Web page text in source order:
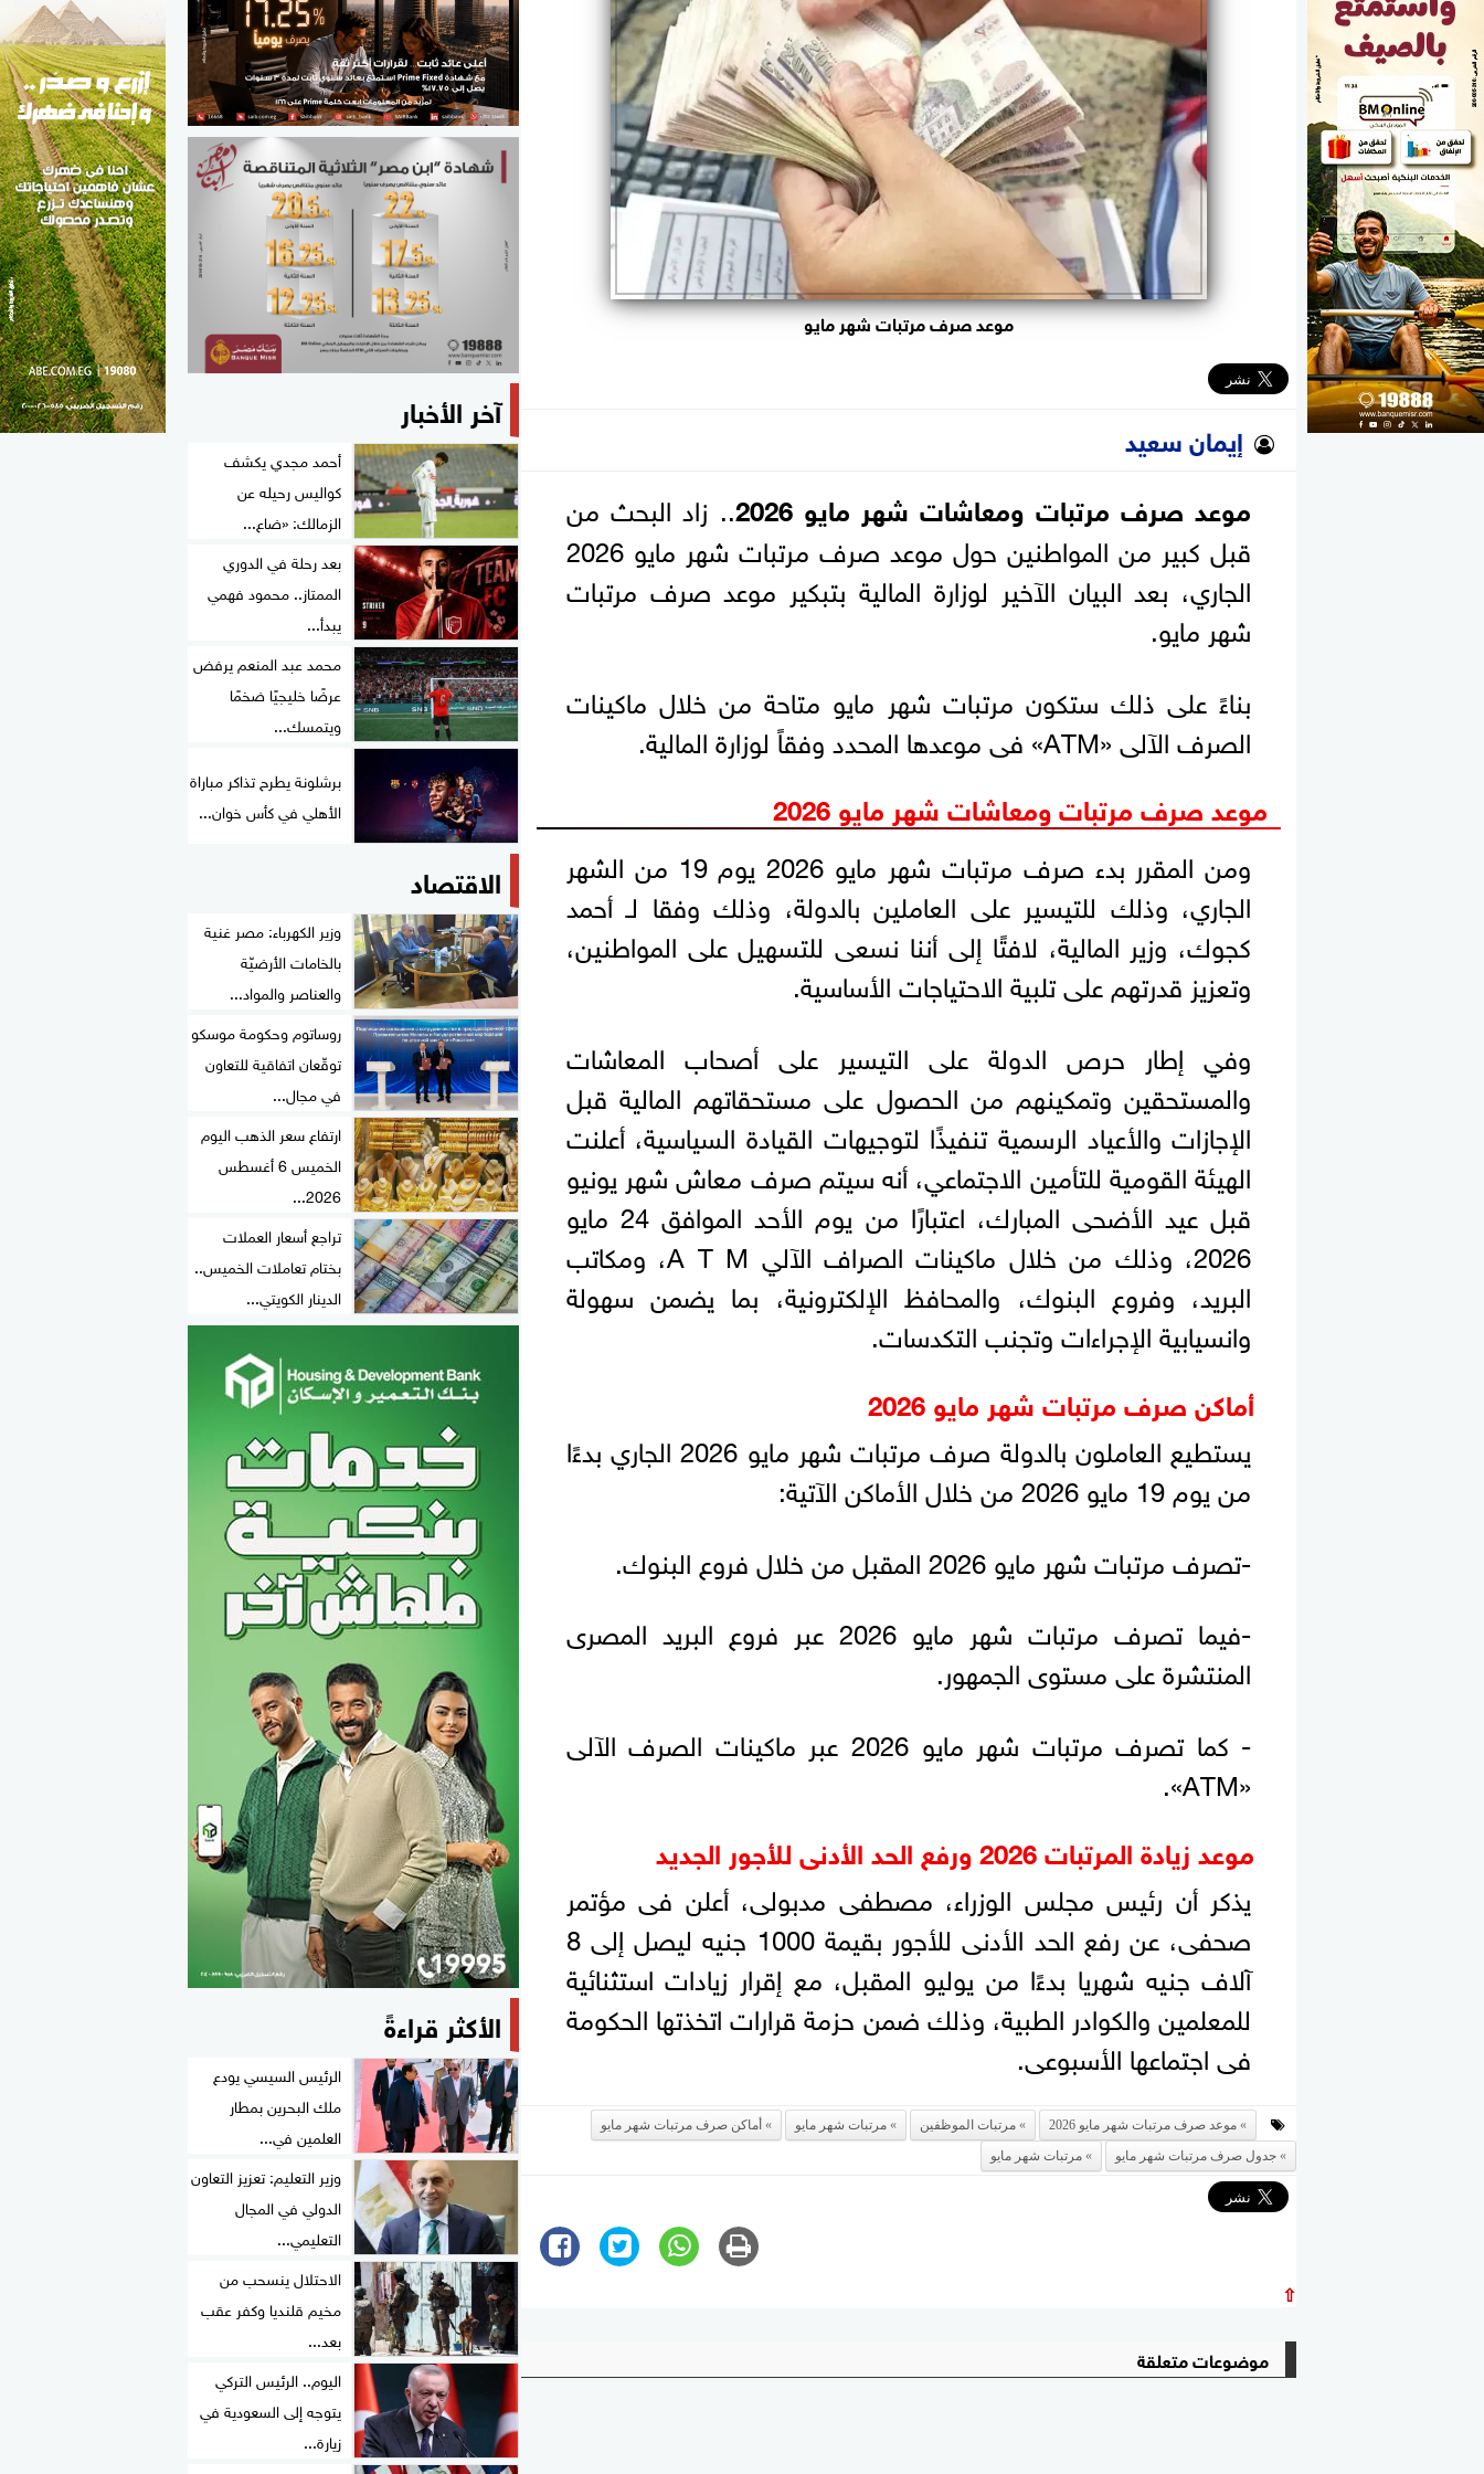
مواهب مصر
موعد صرف مرتبات شهر مايو
إيمان سعيد
موعد صرف مرتبات ومعاشات شهر مايو 2026
.. زاد البحث من
قبل كبير من المواطنين حول موعد صرف مرتبات شهر مايو 2026
الجاري، بعد البيان الآخير لوزارة المالية بتبكير موعد صرف مرتبات
شهر مايو.
بناءً على ذلك ستكون مرتبات شهر مايو متاحة من خلال ماكينات
الصرف الآلى «ATM» فى موعدها المحدد وفقاً لوزارة المالية.
موعد صرف مرتبات ومعاشات شهر مايو 2026
ومن المقرر بدء صرف مرتبات شهر مايو 2026 يوم 19 من الشهر
الجاري، وذلك للتيسير على العاملين بالدولة، وذلك وفقا لـ أحمد
كجوك، وزير المالية، لافتًا إلى أننا نسعى للتسهيل على المواطنين،
وتعزيز قدرتهم على تلبية الاحتياجات الأساسية.
وفي إطار حرص الدولة على التيسير على أصحاب المعاشات
والمستحقين وتمكينهم من الحصول على مستحقاتهم المالية قبل
الإجازات والأعياد الرسمية تنفيذًا لتوجيهات القيادة السياسية، أعلنت
الهيئة القومية للتأمين الاجتماعي، أنه سيتم صرف معاش شهر يونيو
قبل عيد الأضحى المبارك، اعتبارًا من يوم الأحد الموافق 24 مايو
2026، وذلك من خلال ماكينات الصراف الآلي A T M، ومكاتب
البريد، وفروع البنوك، والمحافظ الإلكترونية، بما يضمن سهولة
وانسيابية الإجراءات وتجنب التكدسات.
أماكن صرف مرتبات شهر مايو 2026
يستطيع العاملون بالدولة صرف مرتبات شهر مايو 2026 الجاري بدءًا
من يوم 19 مايو 2026 من خلال الأماكن الآتية:
-تصرف مرتبات شهر مايو 2026 المقبل من خلال فروع البنوك.
-فيما تصرف مرتبات شهر مايو 2026 عبر فروع البريد المصرى
المنتشرة على مستوى الجمهور.
- كما تصرف مرتبات شهر مايو 2026 عبر ماكينات الصرف الآلى
«ATM».
موعد زيادة المرتبات 2026 ورفع الحد الأدنى للأجور الجديد
يذكر أن رئيس مجلس الوزراء، مصطفى مدبولى، أعلن فى مؤتمر
صحفى، عن رفع الحد الأدنى للأجور بقيمة 1000 جنيه ليصل إلى 8
آلاف جنيه شهريا بدءًا من يوليو المقبل، مع إقرار زيادات استثنائية
للمعلمين والكوادر الطبية، وذلك ضمن حزمة قرارات اتخذتها الحكومة
فى اجتماعها الأسبوعى.
موعد صرف مرتبات شهر مايو 2026 مرتبات الموظفين مرتبات شهر مايو
أماكن صرف مرتبات شهر مايو
جدول صرف مرتبات شهر مايو
مرتبات شهر مايو
⇧
موضوعات متعلقة
آخر الأخبار
أحمد مجدي يكشف
كواليس رحيله عن
الزمالك: «ضاع...
بعد رحلة في الدوري
الممتاز.. محمود فهمي
يبدأ...
محمد عبد المنعم يرفض
عرضًا خليجيًا ضخمًا
ويتمسك...
برشلونة يطرح تذاكر مباراة
الأهلي في كأس خوان...
الاقتصاد
وزير الكهرباء: مصر غنية
بالخامات الأرضيّة
والعناصر والمواد...
روساتوم وحكومة موسكو
توقّعان اتفاقية للتعاون
في مجال...
ارتفاع سعر الذهب اليوم
الخميس 6 أغسطس
2026...
تراجع أسعار العملات
بختام تعاملات الخميس..
الدينار الكويتي...
الأكثر قراءةً
الرئيس السيسي يودع
ملك البحرين بمطار
العلمين في...
وزير التعليم: تعزيز التعاون
الدولي في المجال
التعليمي...
الاحتلال ينسحب من
مخيم قلنديا وكفر عقب
بعد...
اليوم.. الرئيس التركي
يتوجه إلى السعودية في
زيارة...